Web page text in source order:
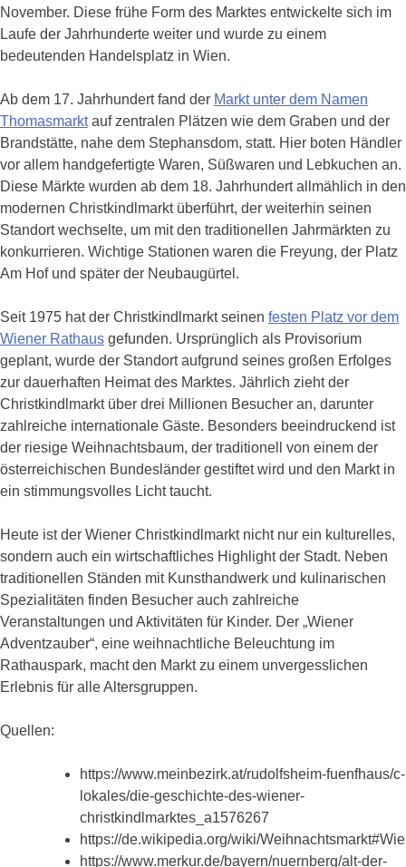
November. Diese frühe Form des Marktes entwickelte sich im
Laufe der Jahrhunderte weiter und wurde zu einem
bedeutenden Handelsplatz in Wien.
Ab dem 17. Jahrhundert fand der Markt unter dem Namen
Thomasmarktauf zentralen Plätzen wie dem Graben und der
Brandstätte, nahe dem Stephansdom, statt. Hier boten Händler
vor allem handgefertigte Waren, Süßwaren und Lebkuchen an.
Diese Märkte wurden ab dem 18. Jahrhundert allmählich in den
modernen Christkindlmarkt überführt, der weiterhin seinen
Standort wechselte, um mit den traditionellen Jahrmärkten zu
konkurrieren. Wichtige Stationen waren die Freyung, der Platz
Am Hof und später der Neubaugürtel.
Seit 1975 hat der Christkindlmarkt seinen festen Platz vor dem
Wiener Rathaus gefunden. Ursprünglich als Provisorium
geplant, wurde der Standort aufgrund seines großen Erfolges
zur dauerhaften Heimat des Marktes. Jährlich zieht der
Christkindlmarkt über drei Millionen Besucher an, darunter
zahlreiche internationale Gäste. Besonders beeindruckend ist
der riesige Weihnachtsbaum, der traditionell von einem der
österreichischen Bundesländer gestiftet wird und den Markt in
ein stimmungsvolles Licht taucht.
Heute ist der Wiener Christkindlmarkt nicht nur ein kulturelles,
sondern auch ein wirtschaftliches Highlight der Stadt. Neben
traditionellen Ständen mit Kunsthandwerk und kulinarischen
Spezialitäten finden Besucher auch zahlreiche
Veranstaltungen und Aktivitäten für Kinder. Der „Wiener
Adventzauber“, eine weihnachtliche Beleuchtung im
Rathauspark, macht den Markt zu einem unvergesslichen
Erlebnis für alle Altersgruppen.
Quellen:
https://www.meinbezirk.at/rudolfsheim-fuenfhaus/c-
lokales/die-geschichte-des-wiener-
christkindlmarktes_a1576267
https://de.wikipedia.org/wiki/
https://www.merkur.de/bayern/nuernberg/alt-der-